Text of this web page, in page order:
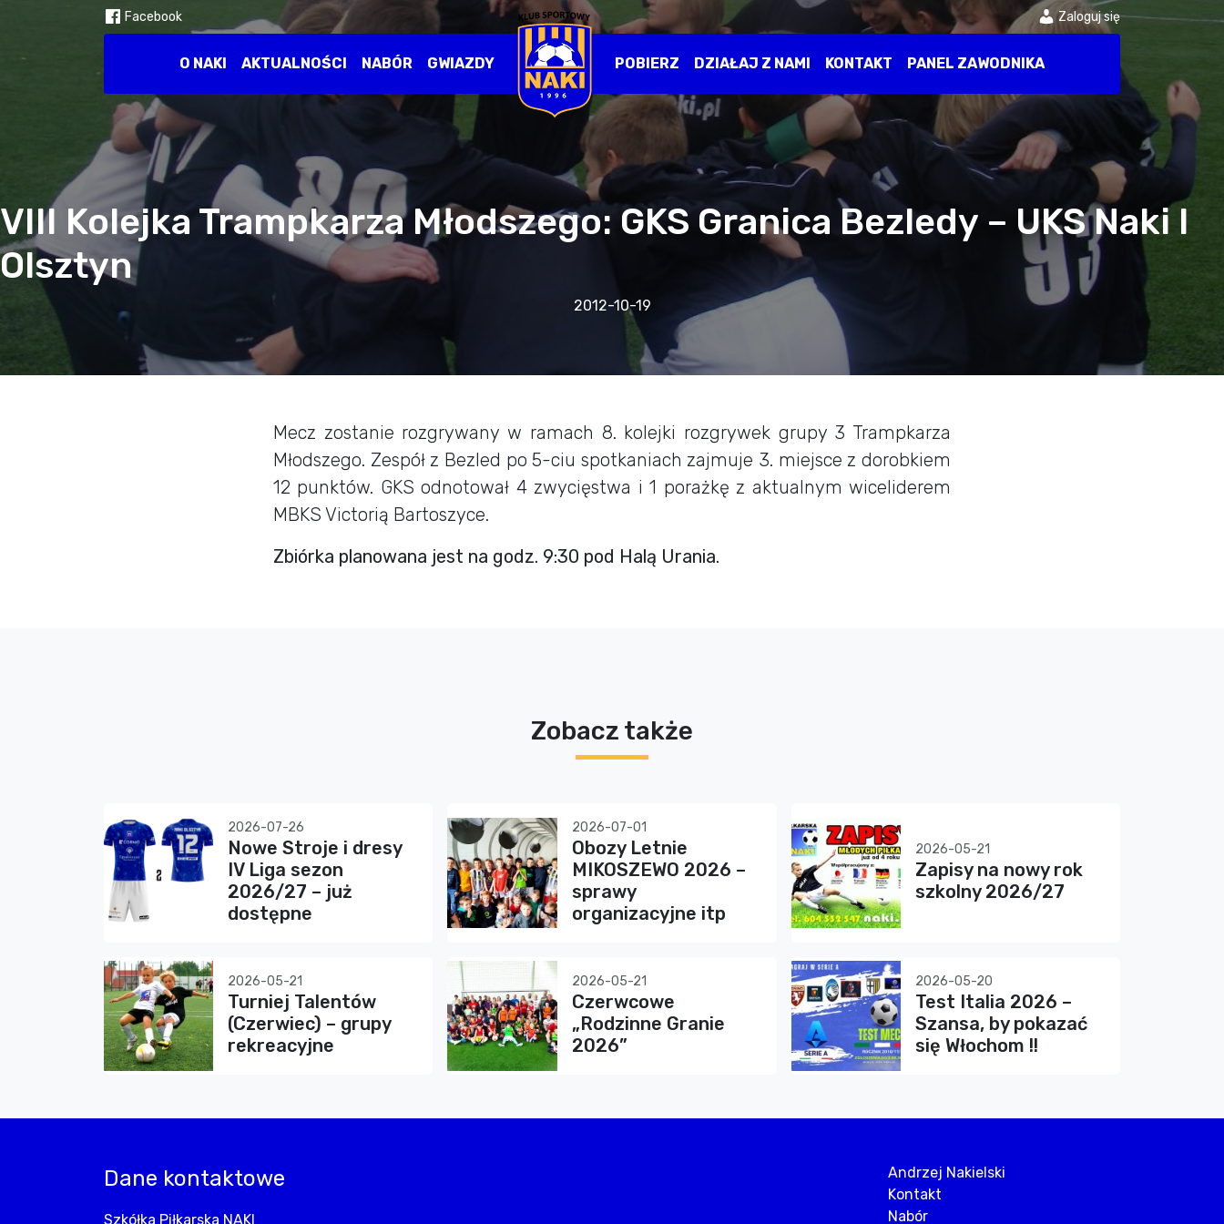
Facebook Zaloguj się
O NAKI AKTUALNOŚCI NABÓR GWIAZDY POBIERZ DZIAŁAJ Z NAMI KONTAKT PANEL ZAWODNIKA
VIII Kolejka Trampkarza Młodszego: GKS Granica Bezledy – UKS Naki I
Olsztyn
2012-10-19
Mecz zostanie rozgrywany w ramach 8. kolejki rozgrywek grupy 3 Trampkarza
Młodszego. Zespół z Bezled po 5-ciu spotkaniach zajmuje 3. miejsce z dorobkiem
12 punktów. GKS odnotował 4 zwycięstwa i 1 porażkę z aktualnym wiceliderem
MBKS Victorią Bartoszyce.
Zbiórka planowana jest na godz. 9:30 pod Halą Urania.
Zobacz także
2026-07-26
Nowe Stroje i dresy
IV Liga sezon
2026/27 – już
dostępne
2026-07-01
Obozy Letnie
MIKOSZEWO 2026 –
sprawy
organizacyjne itp
2026-05-21
Zapisy na nowy rok
szkolny 2026/27
2026-05-21
Turniej Talentów
(Czerwiec) – grupy
rekreacyjne
2026-05-21
Czerwcowe
„Rodzinne Granie
2026”
2026-05-20
Test Italia 2026 –
Szansa, by pokazać
się Włochom !!
Dane kontaktowe
Szkółka Piłkarska NAKI
Andrzej Nakielski
Kontakt
Nabór